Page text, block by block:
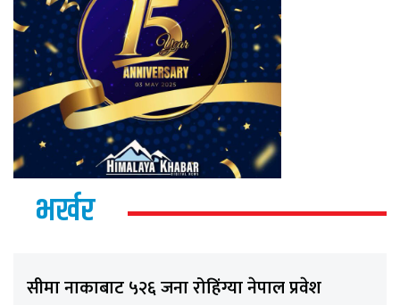
भर्खर
सीमा नाकाबाट ५२६ जना रोहिंग्या नेपाल प्रवेश